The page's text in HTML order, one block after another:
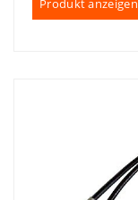
Produkt anzeigen